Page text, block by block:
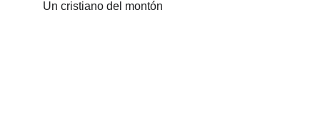
Un cristiano del montón